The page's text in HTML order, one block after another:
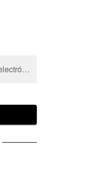
Dirección de correo electrónico